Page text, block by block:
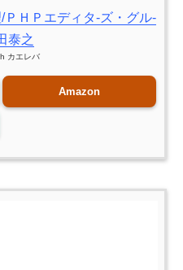
ＰＨＰエディタ-ズ・グル-
泰之
カエレバ
Amazon